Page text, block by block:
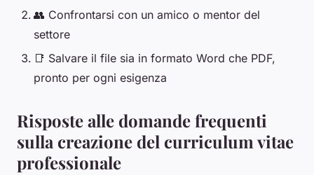
👥 Confrontarsi con un amico o mentor del
settore
📑 Salvare il file sia in formato Word che PDF,
pronto per ogni esigenza
Risposte alle domande frequenti
sulla creazione del curriculum vitae
professionale